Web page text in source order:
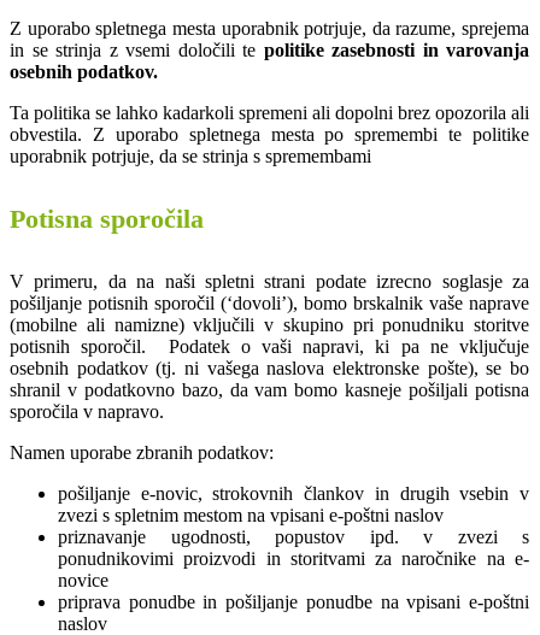
Z uporabo spletnega mesta uporabnik potrjuje, da razume, sprejema
in se strinja z vsemi določili te politike zasebnosti in varovanja
osebnih podatkov.
Ta politika se lahko kadarkoli spremeni ali dopolni brez opozorila ali
obvestila. Z uporabo spletnega mesta po spremembi te politike
uporabnik potrjuje, da se strinja s spremembami
Potisna sporočila
V primeru, da na naši spletni strani podate izrecno soglasje za
pošiljanje potisnih sporočil (‘dovoli’), bomo brskalnik vaše naprave
(mobilne ali namizne) vključili v skupino pri ponudniku storitve
potisnih sporočil. Podatek o vaši napravi, ki pa ne vključuje
osebnih podatkov (tj. ni vašega naslova elektronske pošte), se bo
shranil v podatkovno bazo, da vam bomo kasneje pošiljali potisna
sporočila v napravo.
Namen uporabe zbranih podatkov:
pošiljanje e-novic, strokovnih člankov in drugih vsebin v
zvezi s spletnim mestom na vpisani e-poštni naslov
priznavanje ugodnosti, popustov ipd. v zvezi s
ponudnikovimi proizvodi in storitvami za naročnike na e-
novice
priprava ponudbe in pošiljanje ponudbe na vpisani e-poštni
naslov